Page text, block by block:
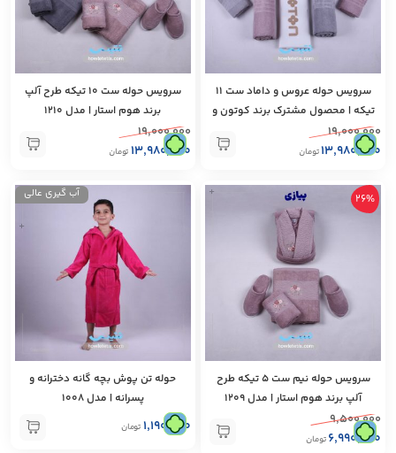
سرویس حوله عروس‌ و داماد ست ۱۱
تیکه | محصول مشترک برند کوتون و
جولی | مدل 1211۱۹,۰۰۰,۰۰۰
۱۳,۹۸۰,۰۰۰ تومان
سرویس حوله ست ۱۰ تیکه طرح آلپ
برند هوم استار | مدل 1210
۱۹,۰۰۰,۰۰۰
۱۳,۹۸۰,۰۰۰ تومان
+ 26%
سرویس حوله نیم ست ۵ تیکه طرح
آلپ برند هوم‌ استار | مدل 1209
۹,۵۰۰,۰۰۰
۶,۹۹۰,۰۰۰ تومان
آب گیری عالی
+
حوله تن پوش بچه گانه دخترانه و
پسرانه | مدل 1008
۱,۱۹۰,۰۰۰ تومان